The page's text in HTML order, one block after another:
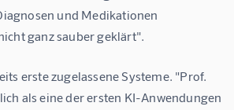
und Medikationen
ganz sauber geklärt".
erste zugelassene Systeme. "Prof.
als eine der ersten KI-Anwendungen